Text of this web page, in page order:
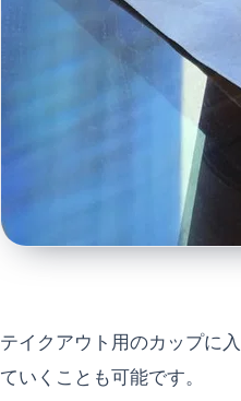
テイクアウト用のカップに
ていくことも可能です。